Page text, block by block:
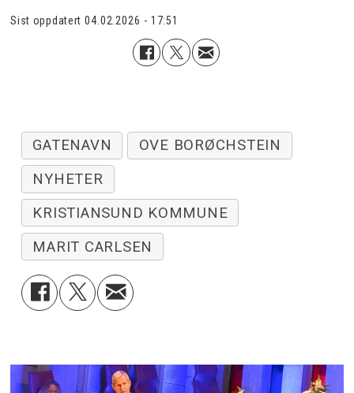
Sist oppdatert 04.02.2026 - 17:51
GATENAVN
OVE BORØCHSTEIN
NYHETER
KRISTIANSUND KOMMUNE
MARIT CARLSEN